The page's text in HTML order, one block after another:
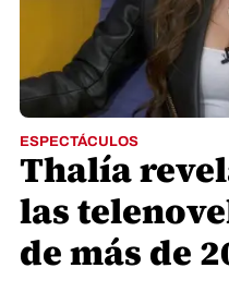
ESPECTÁCULOS
Thalía
las
de más de